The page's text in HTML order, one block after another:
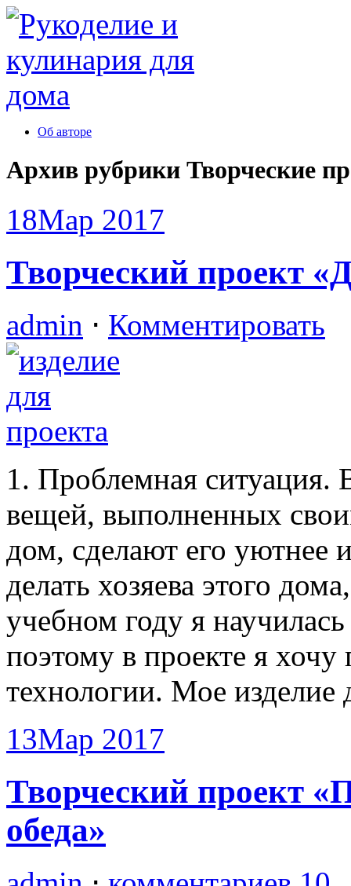
Об авторе
Архив рубрики Творческие
18Мар 2017
Творческий проект
admin ⋅ Комментировать
1. Проблемная ситуация.
вещей, выполненных
дом, сделают его уютнее
делать хозяева этого
учебном году я
поэтому в проекте я
технологии. Мое
13Мар 2017
Творческий проект
обеда»